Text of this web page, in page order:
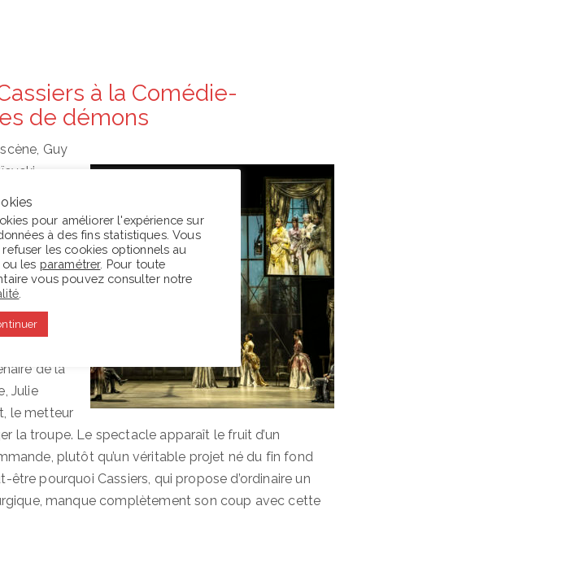
à la Comédie-
de démons
Guy
histoire
romans
Anna
Georges
préféré
pour
de la
Julie
le metteur
la troupe. Le spectacle apparaît le fruit d’un
plutôt qu’un véritable projet né du fin fond
être pourquoi Cassiers, qui propose d’ordinaire un
manque complètement son coup avec cette
pour améliorer l'expérience sur
à des fins statistiques. Vous
les cookies optionnels au
les paramétrer. Pour toute
vous pouvez consulter notre